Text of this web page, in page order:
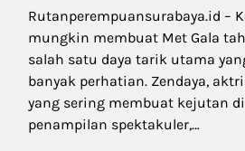
Rutanperempuansurabaya.id –
mungkin membuat Met Gala
salah satu daya tarik utama
banyak perhatian. Zendaya,
yang sering membuat kejutan
penampilan spektakuler,…